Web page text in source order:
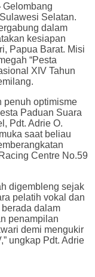
Gelombang
Selatan.
dalam
kesiapan
Papua Barat. Misi
“Pesta
XIV Tahun
penuh optimisme
Paduan Suara
Pdt. Adrie O.
saat beliau
Centre No.59
digembleng sejak
pelatih vokal dan
dalam
penampilan
demi mengukir
ungkap Pdt. Adrie